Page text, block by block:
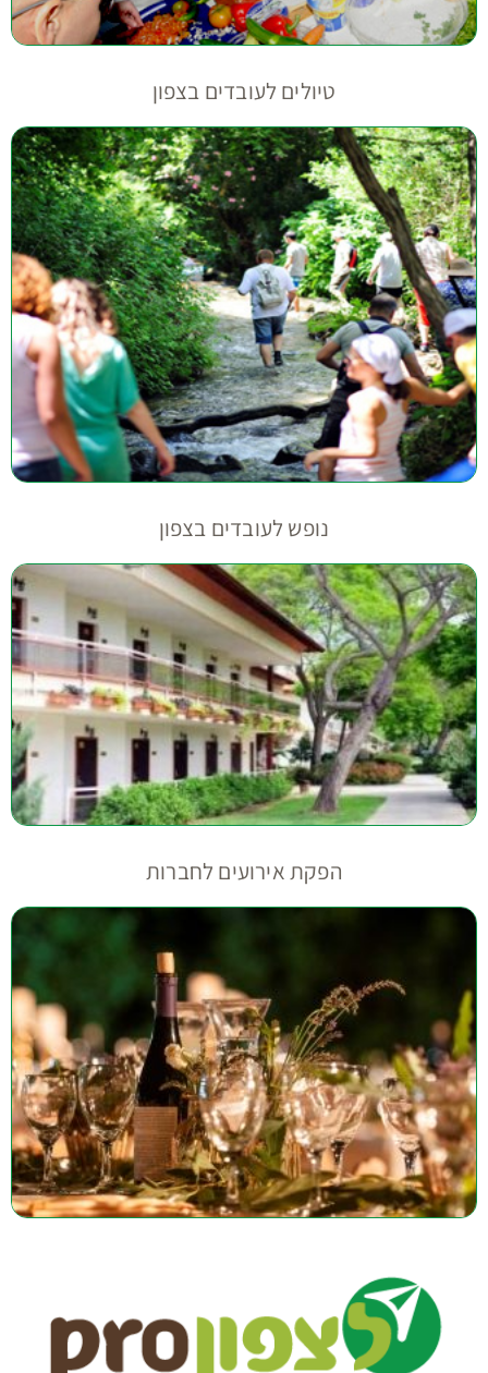
טיולים לעובדים בצפון
נופש לעובדים בצפון
הפקת אירועים לחברות